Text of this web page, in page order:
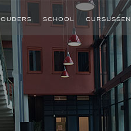
OUDERS SCHOOL CURSUSSEN